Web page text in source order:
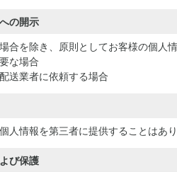
の開示
合を除き、原則としてお客様の個人
な場合
送業者に依頼する場合
人情報を第三者に提供することはあり
び保護